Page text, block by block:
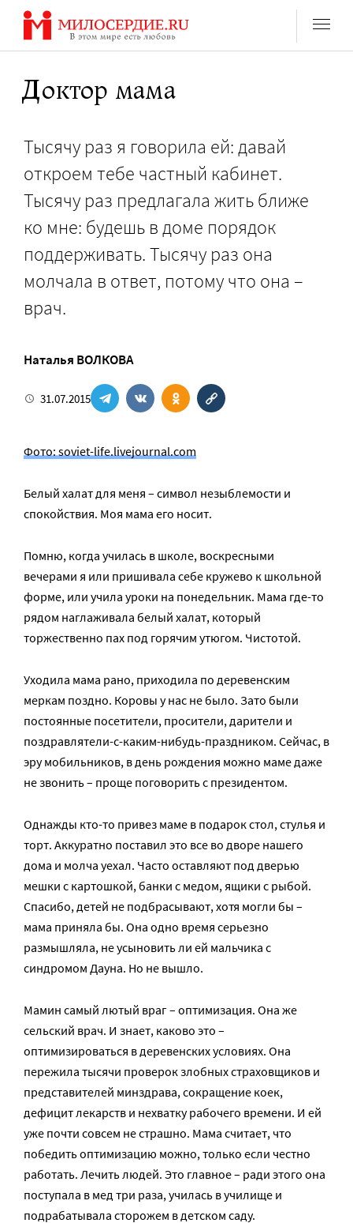
Перейти
содержанию
Доктор мама
Тысячу раз я говорила ей: давай
откроем тебе частный кабинет.
Тысячу раз предлагала жить ближе
ко мне: будешь в доме порядок
поддерживать. Тысячу раз она
молчала в ответ, потому что она –
врач.
Наталья ВОЛКОВА
31.07.2015
Фото: soviet-life.livejournal.com
Белый халат для меня – символ незыблемости и
спокойствия. Моя мама его носит.
Помню, когда училась в школе, воскресными
вечерами я или пришивала себе кружево к школьной
форме, или учила уроки на понедельник. Мама где-то
рядом наглаживала белый халат, который
торжественно пах под горячим утюгом. Чистотой.
Уходила мама рано, приходила по деревенским
меркам поздно. Коровы у нас не было. Зато были
постоянные посетители, просители, дарители и
поздравлятели-с-каким-нибудь-праздником. Сейчас, в
эру мобильников, в день рождения можно маме даже
не звонить – проще поговорить с президентом.
Однажды кто-то привез маме в подарок стол, стулья и
торт. Аккуратно поставил это все во дворе нашего
дома и молча уехал. Часто оставляют под дверью
мешки с картошкой, банки с медом, ящики с рыбой.
Спасибо, детей не подбрасывают, хотя могли бы –
мама приняла бы. Она одно время серьезно
размышляла, не усыновить ли ей мальчика с
синдромом Дауна. Но не вышло.
Мамин самый лютый враг – оптимизация. Она же
сельский врач. И знает, каково это –
оптимизироваться в деревенских условиях. Она
пережила тысячи проверок злобных страховщиков и
представителей минздрава, сокращение коек,
дефицит лекарств и нехватку рабочего времени. И ей
уже почти совсем не страшно. Мама считает, что
победить оптимизацию можно, только если честно
работать. Лечить людей. Это главное – ради этого она
поступала в мед три раза, училась в училище и
подрабатывала сторожем в детском саду.